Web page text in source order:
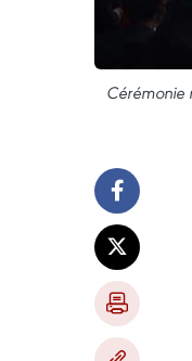
Cérémonie